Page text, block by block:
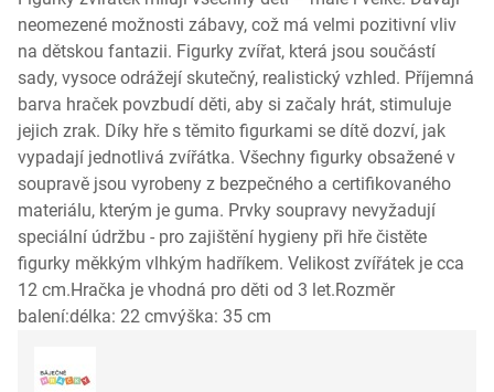
neomezené možnosti zábavy, což má velmi pozitivní vliv
na dětskou fantazii. Figurky zvířat, která jsou součástí
sady, vysoce odrážejí skutečný, realistický vzhled. Příjemná
barva hraček povzbudí děti, aby si začaly hrát, stimuluje
jejich zrak. Díky hře s těmito figurkami se dítě dozví, jak
vypadají jednotlivá zvířátka. Všechny figurky obsažené v
soupravě jsou vyrobeny z bezpečného a certifikovaného
materiálu, kterým je guma. Prvky soupravy nevyžadují
speciální údržbu - pro zajištění hygieny při hře čistěte
figurky měkkým vlhkým hadříkem. Velikost zvířátek je cca
12 cm.Hračka je vhodná pro děti od 3 let.Rozměr
balení:délka: 22 cmvýška: 35 cm